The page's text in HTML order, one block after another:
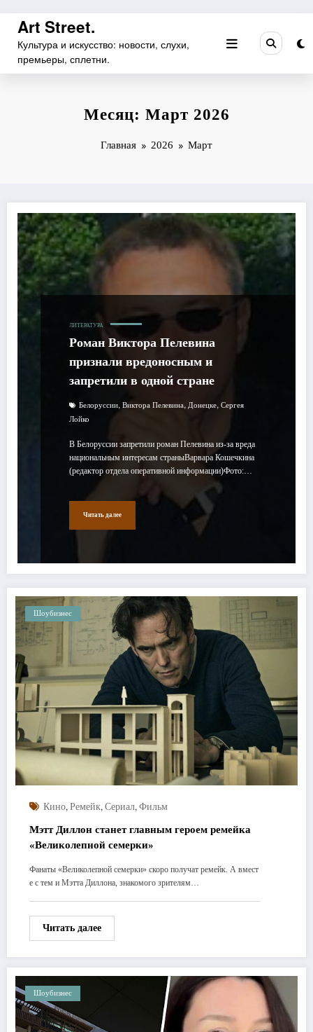
Перейти
содержимому
Art Street.
Культура и искусство: новости, слухи,
премьеры, сплетни.
Месяц: Март 2026
Главная 2026 Март
ЛИТЕРАТУРА
Роман Виктора Пелевина
признали вредоносным и
запретили в одной стране
Белоруссии, Виктора Пелевина, Донецке, Сергея
Лойко
В Белоруссии запретили роман Пелевина из-за вреда
национальным интересам страныВарвара Кошечкина
(редактор отдела оперативной информации)Фото:…
Читать далее
Шоубизнес
Кино, Ремейк, Сериал, Фильм
Мэтт Диллон станет главным героем ремейка
«Великолепной семерки»
Фанаты «Великолепной семерки» скоро получат ремейк. А вмест
е с тем и Мэтта Диллона, знакомого зрителям…
Читать далее
Шоубизнес